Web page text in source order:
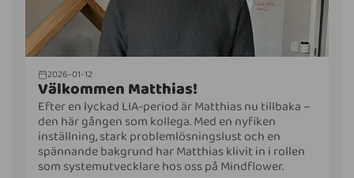
2026-01-12
Välkommen Matthias!
Efter en lyckad LIA-period är Matthias nu tillbaka –
den här gången som kollega. Med en nyfiken
inställning, stark problemlösningslust och en
spännande bakgrund har Matthias klivit in i rollen
som systemutvecklare hos oss på Mindflower.